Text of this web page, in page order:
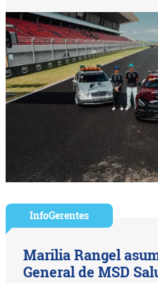
InfoGerentes
Marilia Rangel
General de MSD